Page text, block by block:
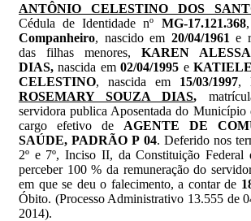
ANTÔNIO CELESTINO DOS
Cédula de Identidade nº MG-17.121.368
Companheiro, nascido em 20/04/1961 e
das filhas menores, KAREN
DIAS, nascida em02/04/1995 e
CELESTINO, nascida em 15/03/1997,
ROSEMARY SOUZA DIAS,
servidora publica Aposentada do Município
cargo efetivo de AGENTE DE
SAÚDE, PADRÃO P 04. Deferido nos
2º e 7º, Inciso II, da Constituição Federal
perceber 100 % da remuneração do
em que se deu o falecimento, a contar de
Óbito. (Processo Administrativo 13.555 de
2014).